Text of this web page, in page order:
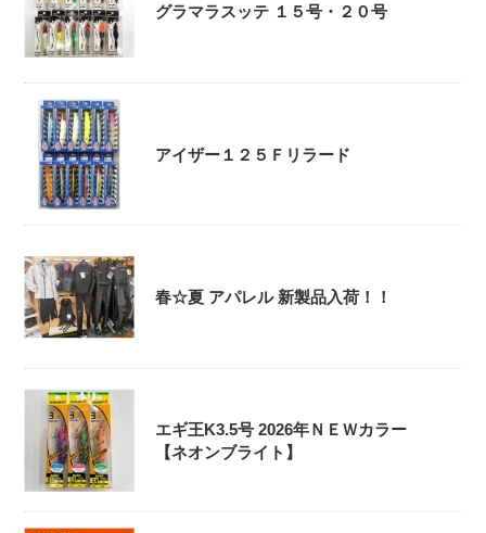
グラマラスッテ １５号・２０号
アイザー１２５Ｆリラード
春☆夏 アパレル 新製品入荷！！
エギ王K3.5号 2026年ＮＥＷカラー
【ネオンブライト】